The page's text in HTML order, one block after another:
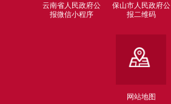
云南省人民政府公
报微信小程序
保山市人民政府公
报二维码
网站地图